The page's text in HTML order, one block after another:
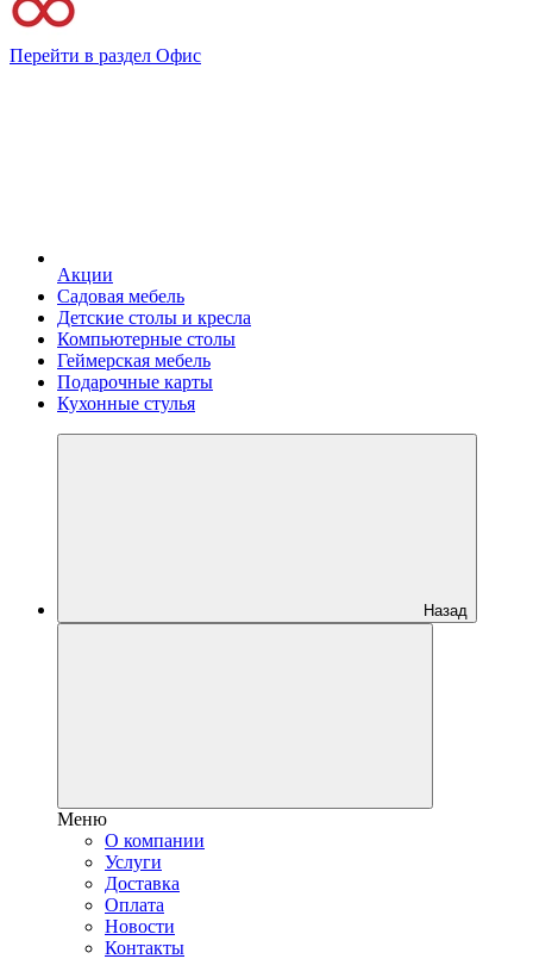
Перейти в раздел Офис
Акции
Садовая мебель
Детские столы и кресла
Компьютерные столы
Геймерская мебель
Подарочные карты
Кухонные стулья
Назад
Меню
О компании
Услуги
Доставка
Оплата
Новости
Контакты